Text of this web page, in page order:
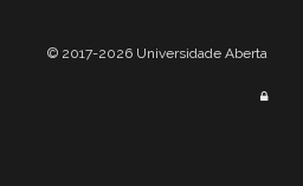
© 2017-2026 Universidade Aberta